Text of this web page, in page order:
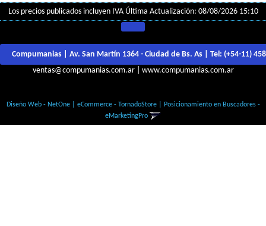
Los precios publicados incluyen IVA Última Actualización: 08/08/2026 15:10
Compumanias | Av. San Martín 1364 - Ciudad de Bs. As | Tel: (+54-11)
ventas@compumanias.com.ar| www.compumanias.com.ar
Diseño Web - NetOne| eCommerce - TornadoStore| Posicionamiento en Buscadores -
eMarketingPro